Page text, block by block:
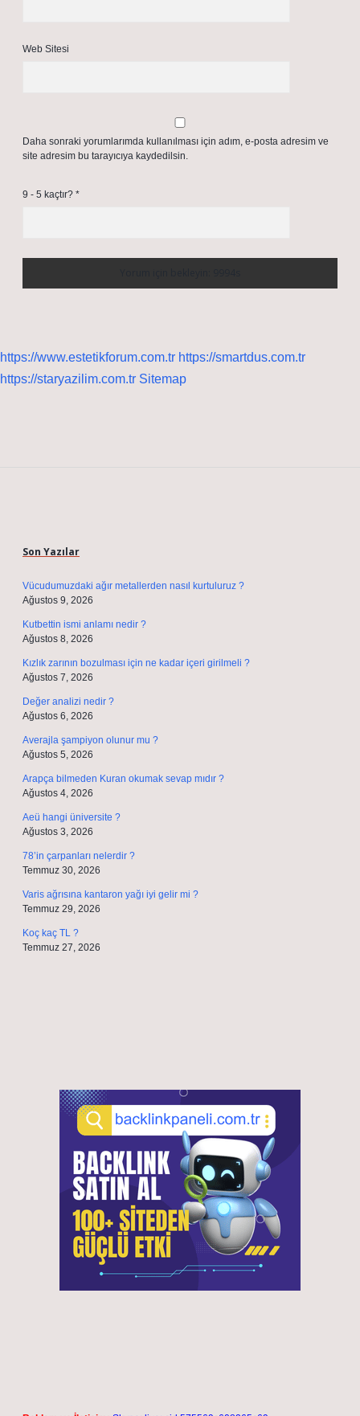
Web Sitesi
Daha sonraki yorumlarımda kullanılması için adım, e-posta adresim ve
site adresim bu tarayıcıya kaydedilsin.
9 - 5 kaçtır? *
https://www.estetikforum.com.tr https://smartdus.com.tr
https://staryazilim.com.tr Sitemap
Son Yazılar
Vücudumuzdaki ağır metallerden nasıl kurtuluruz ?
Ağustos 9, 2026
Kutbettin ismi anlamı nedir ?
Ağustos 8, 2026
Kızlık zarının bozulması için ne kadar içeri girilmeli ?
Ağustos 7, 2026
Değer analizi nedir ?
Ağustos 6, 2026
Averajla şampiyon olunur mu ?
Ağustos 5, 2026
Arapça bilmeden Kuran okumak sevap mıdır ?
Ağustos 4, 2026
Aeü hangi üniversite ?
Ağustos 3, 2026
78’in çarpanları nelerdir ?
Temmuz 30, 2026
Varis ağrısına kantaron yağı iyi gelir mi ?
Temmuz 29, 2026
Koç kaç TL ?
Temmuz 27, 2026